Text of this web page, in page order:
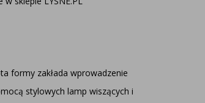
formy zakłada wprowadzenie
stylowych lamp wiszących i